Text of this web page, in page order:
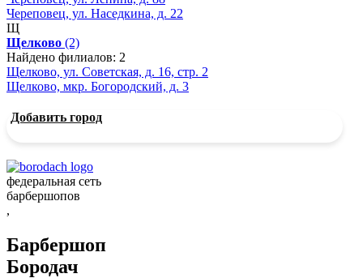
Череповец, ул. Наседкина, д. 22
Щ
Щелково (2)
Найдено филиалов: 2
Щелково, ул. Советская, д. 16, стр. 2
Щелково, мкр. Богородский, д. 3
Добавить город
федеральная сеть
барбершопов
,
Барбершоп
Бородач